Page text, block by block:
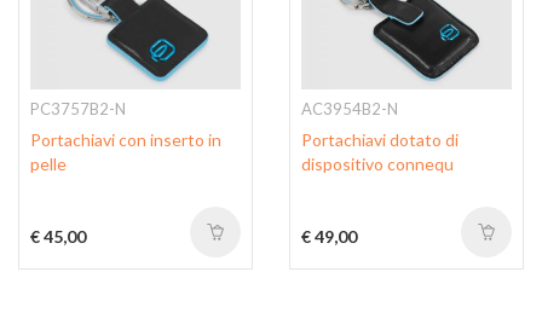
PC3757B2-N
Portachiavi con inserto in
pelle
€ 45,00
AC3954B2-N
Portachiavi dotato di
dispositivo connequ
€ 49,00